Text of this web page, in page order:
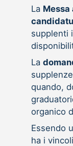
La Messa
supplenti
La
quando,
organico
Essendo
ha i